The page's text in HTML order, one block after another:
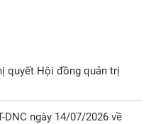
quyết Hội đồng quản trị
DNC ngày 14/07/2026 về